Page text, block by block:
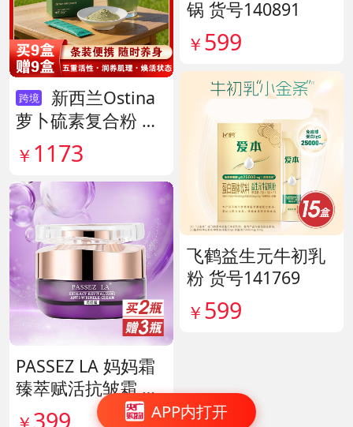
APP内打开
跨境
新西兰Ostina
萝卜硫素复合粉 货
号141959
￥ 1173
PASSEZ LA 妈妈霜
臻萃赋活抗皱霜 货
号137759
399
锅 货号140891
￥ 599
飞鹤益生元牛初乳
粉 货号141769
￥ 599